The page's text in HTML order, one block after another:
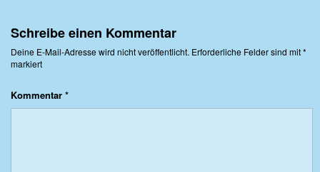
Schreibe einen Kommentar
Deine E-Mail-Adresse wird nicht veröffentlicht. Erforderliche Felder sind mit*
markiert
Kommentar *